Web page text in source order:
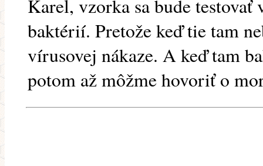
Karel, vzorka sa bude
baktérií. Pretože keď tie tam
vírusovej nákaze. A keď tam
potom až môžme hovoriť o